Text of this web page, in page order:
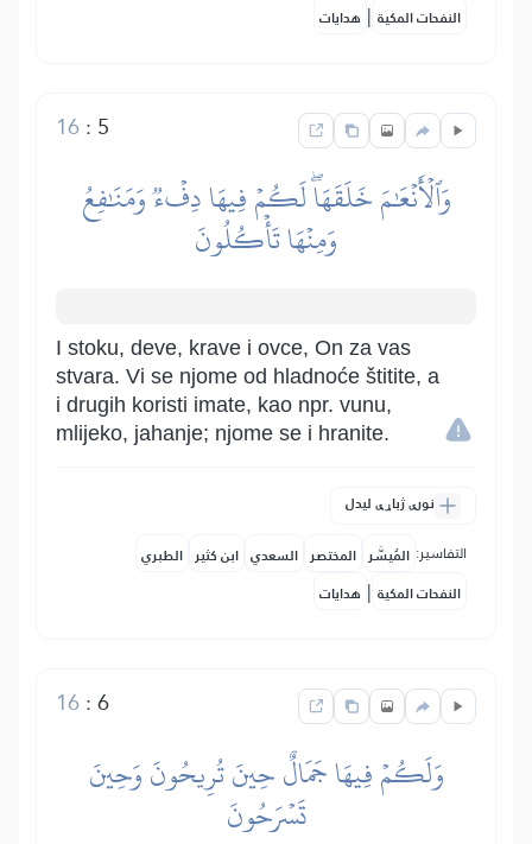
النفحات المكية | هدايات
5
:
16
وَٱلۡأَنۡعَٰمَ خَلَقَهَاۖ لَكُمۡ فِيهَا دِفۡءٞ وَمَنَٰفِعُ
وَمِنۡهَا تَأۡكُلُونَ
I stoku, deve, krave i ovce, On za vas
stvara. Vi se njome od hladnoće štitite, a
i drugih koristi imate, kao npr. vunu,
mlijeko, jahanje; njome se i hranite.
نورې ژباړې لیدل
التفاسير: المُيسَّر المختصر السعدي ابن كثير الطبري
النفحات المكية | هدايات
6
:
16
وَلَكُمۡ فِيهَا جَمَالٌ حِينَ تُرِيحُونَ وَحِينَ
تَسۡرَحُونَ